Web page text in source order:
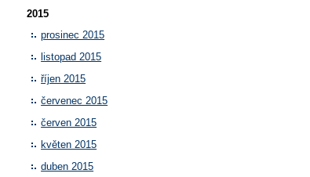
2015
prosinec 2015
listopad 2015
říjen 2015
červenec 2015
červen 2015
květen 2015
duben 2015